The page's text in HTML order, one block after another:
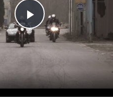
Play
Video